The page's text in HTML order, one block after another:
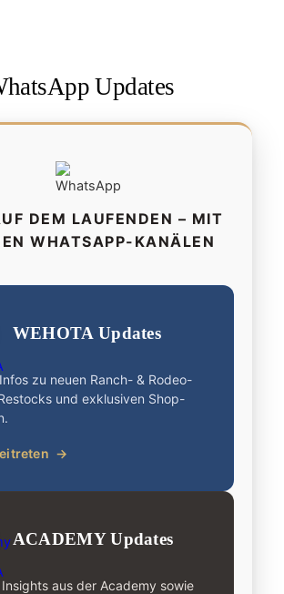
Updates
DEM LAUFENDEN – MIT
WHATSAPP-KANÄLEN
WEHOTA Updates
zu neuen Ranch- & Rodeo-
und exklusiven Shop-
→
ACADEMY Updates
aus der Academy sowie